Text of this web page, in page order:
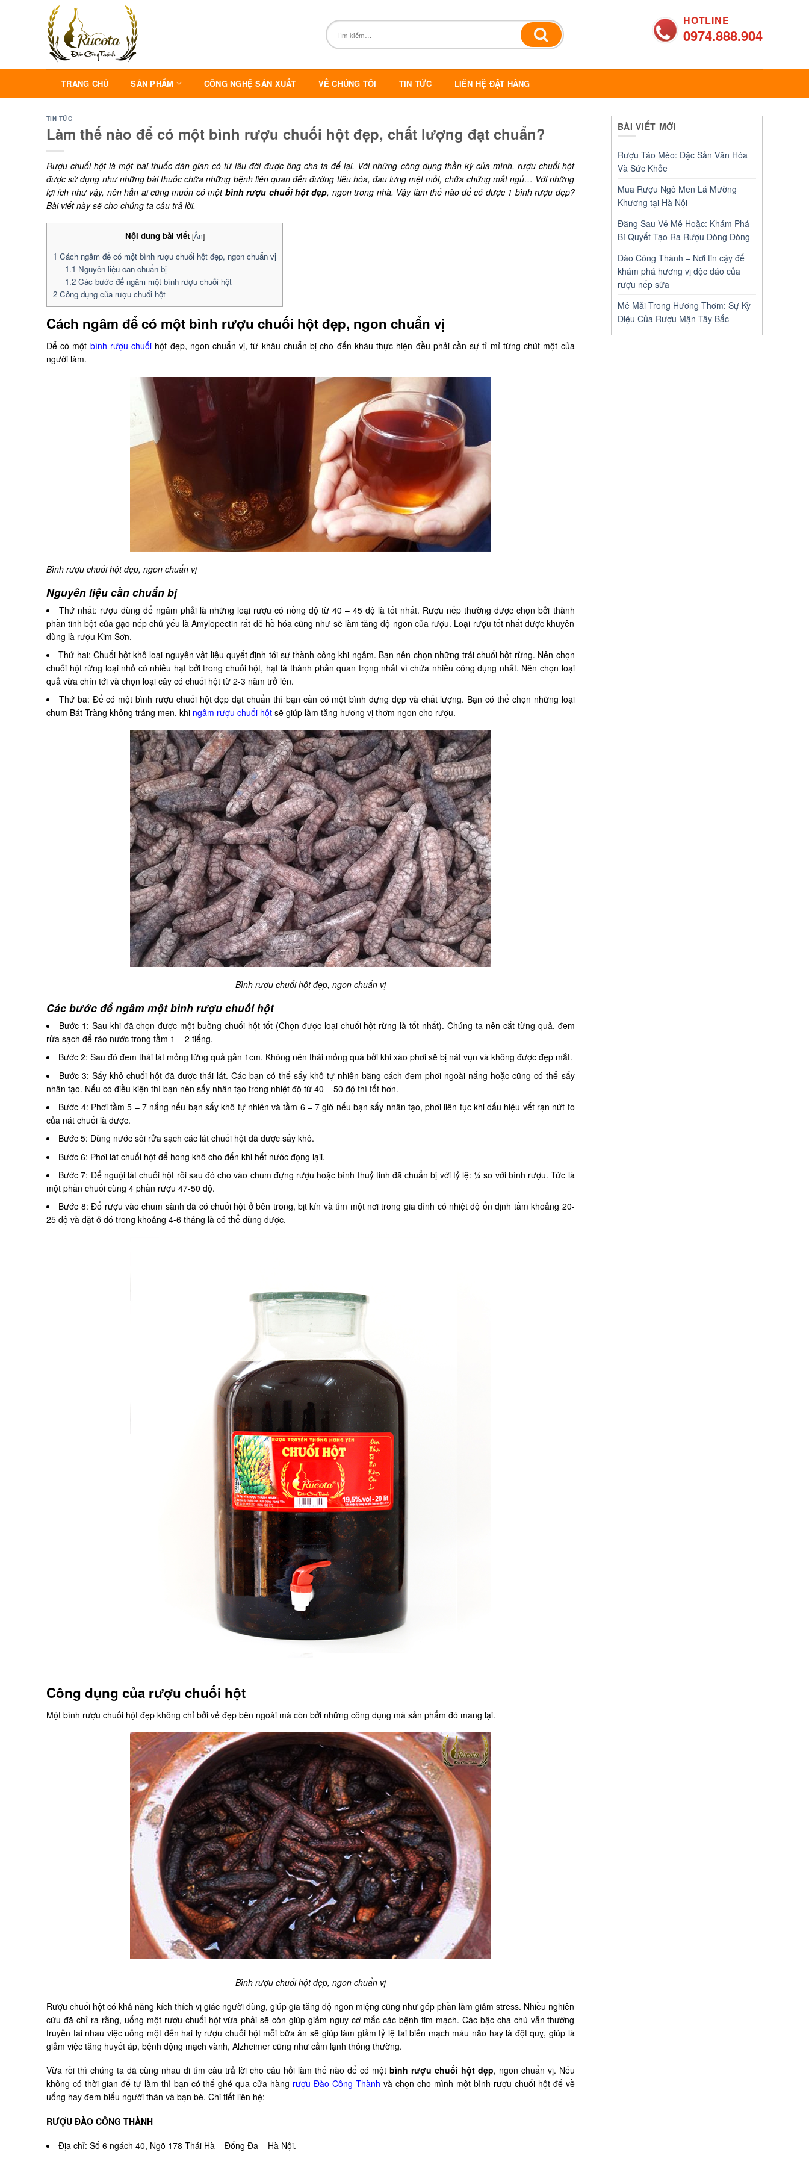
HOTLINE
0974.888.904
TRANG CHỦ SẢN PHẨM CÔNG NGHỆ SẢN XUẤT VỀ CHÚNG TÔI TIN TỨC LIÊN HỆ ĐẶT HÀNG
TIN TỨC
Làm thế nào để có một bình rượu chuối hột đẹp, chất lượng đạt chuẩn?
Rượu chuối hột là một bài thuốc dân gian có từ lâu đời được ông cha ta để lại. Với những công dụng thần kỳ của mình, rượu chuối hột
được sử dụng như những bài thuốc chữa những bệnh liên quan đến đường tiêu hóa, đau lưng mệt mỏi, chữa chứng mất ngủ… Với những
lợi ích như vậy, nên hẳn ai cũng muốn có một bình rượu chuối hột đẹp, ngon trong nhà. Vậy làm thế nào để có được 1 bình rượu đẹp?
Bài viết này sẽ cho chúng ta câu trả lời.
Nội dung bài viết [Ẩn]
1 Cách ngâm để có một bình rượu chuối hột đẹp, ngon chuẩn vị
1.1 Nguyên liệu cần chuẩn bị
1.2Các bước để ngâm một bình rượu chuối hột
2 Công dụng của rượu chuối hột
Cách ngâm để có một bình rượu chuối hột đẹp, ngon chuẩn vị
Để có một bình rượu chuối hột đẹp, ngon chuẩn vị, từ khâu chuẩn bị cho đến khâu thực hiện đều phải cần sự tỉ mỉ từng chút một của
người làm.
Bình rượu chuối hột đẹp, ngon chuẩn vị
Nguyên liệu cần chuẩn bị
Thứ nhất: rượu dùng để ngâm phải là những loại rượu có nồng độ từ 40 – 45 độ là tốt nhất. Rượu nếp thường được chọn bởi thành
phần tinh bột của gạo nếp chủ yếu là Amylopectin rất dễ hồ hóa cũng như sẽ làm tăng độ ngon của rượu. Loại rượu tốt nhất được khuyên
dùng là rượu Kim Sơn.
Thứ hai: Chuối hột khô loại nguyên vật liệu quyết định tới sự thành công khi ngâm. Bạn nên chọn những trái chuối hột rừng. Nên chọn
chuối hột rừng loại nhỏ có nhiều hạt bởi trong chuối hột, hạt là thành phần quan trọng nhất vì chứa nhiều công dụng nhất. Nên chọn loại
quả vừa chín tới và chọn loại cây có chuối hột từ 2-3 năm trở lên.
Thứ ba: Để có một bình rượu chuối hột đẹp đạt chuẩn thì bạn cần có một bình đựng đẹp và chất lượng. Bạn có thể chọn những loại
chum Bát Tràng không tráng men, khi ngâm rượu chuối hột sẽ giúp làm tăng hương vị thơm ngon cho rượu.
Bình rượu chuối hột đẹp, ngon chuẩn vị
Các bước để ngâm một bình rượu chuối hột
Bước 1: Sau khi đã chọn được một buồng chuối hột tốt (Chọn được loại chuối hột rừng là tốt nhất). Chúng ta nên cắt từng quả, đem
rửa sạch để ráo nước trong tầm 1 – 2 tiếng.
Bước 2: Sau đó đem thái lát mỏng từng quả gần 1cm. Không nên thái mỏng quá bởi khi xào phơi sẽ bị nát vụn và không được đẹp mắt.
Bước 3: Sấy khô chuối hột đã được thái lát. Các bạn có thể sấy khô tự nhiên bằng cách đem phơi ngoài nắng hoặc cũng có thể sấy
nhân tạo. Nếu có điều kiện thì bạn nên sấy nhân tạo trong nhiệt độ từ 40 – 50 độ thì tốt hơn.
Bước 4: Phơi tầm 5 – 7 nắng nếu bạn sấy khô tự nhiên và tầm 6 – 7 giờ nếu bạn sấy nhân tạo, phơi liên tục khi dấu hiệu vết rạn nứt to
của nát chuối là được.
Bước 5: Dùng nước sôi rửa sạch các lát chuối hột đã được sấy khô.
Bước 6: Phơi lát chuối hột để hong khô cho đến khi hết nước đọng lạii.
Bước 7: Để nguội lát chuối hột rồi sau đó cho vào chum đựng rượu hoặc bình thuỷ tinh đã chuẩn bị với tỷ lệ: ¼ so với bình rượu. Tức là
một phần chuối cùng 4 phần rượu 47-50 độ.
Bước 8: Đổ rượu vào chum sành đã có chuối hột ở bên trong, bịt kín và tìm một nơi trong gia đình có nhiệt độ ổn định tầm khoảng 20-
25 độ và đặt ở đó trong khoảng 4-6 tháng là có thể dùng được.
Công dụng của rượu chuối hột
Một bình rượu chuối hột đẹp không chỉ bởi vẻ đẹp bên ngoài mà còn bởi những công dụng mà sản phẩm đó mang lại.
Bình rượu chuối hột đẹp, ngon chuẩn vị
Rượu chuối hột có khả năng kích thích vị giác người dùng, giúp gia tăng độ ngon miệng cũng như góp phần làm giảm stress. Nhiều nghiên
cứu đã chỉ ra rằng, uống một rượu chuối hột vừa phải sẽ còn giúp giảm nguy cơ mắc các bệnh tim mạch. Các bậc cha chú vẫn thường
truyền tai nhau việc uống một đến hai ly rượu chuối hột mỗi bữa ăn sẽ giúp làm giảm tỷ lệ tai biến mạch máu não hay là đột quỵ, giúp là
giảm việc tăng huyết áp, bệnh động mạch vành, Alzheimer cũng như cảm lạnh thông thường.
Vừa rồi thì chúng ta đã cùng nhau đi tìm câu trả lời cho câu hỏi làm thế nào để có một bình rượu chuối hột đẹp, ngon chuẩn vị. Nếu
không có thời gian để tự làm thì bạn có thể ghé qua cửa hàng rượu Đào Công Thành và chọn cho mình một bình rượu chuối hột để về
uống hay đem biếu người thân và bạn bè. Chi tiết liên hệ:
RƯỢU ĐÀO CÔNG THÀNH
Địa chỉ: Số 6 ngách 40, Ngõ 178 Thái Hà – Đống Đa – Hà Nội.
BÀI VIẾT MỚI
Rượu Táo Mèo: Đặc Sản Văn Hóa
Và Sức Khỏe
Mua Rượu Ngô Men Lá Mường
Khương tại Hà Nội
Đằng Sau Vẻ Mê Hoặc: Khám Phá
Bí Quyết Tạo Ra Rượu Đòng Đòng
Đào Công Thành – Nơi tin cậy để
khám phá hương vị độc đáo của
rượu nếp sữa
Mê Mải Trong Hương Thơm: Sự Kỳ
Diệu Của Rượu Mận Tây Bắc